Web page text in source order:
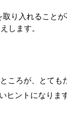
り入れることが
します。
ころが、とても
ヒントになります